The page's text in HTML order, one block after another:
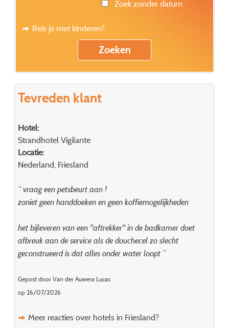
Zoek zonder datum
Reis je met kinderen?
Tevreden klant
Hotel:
Strandhotel Vigilante
Locatie:
Nederland, Friesland
“ vraag een petsbeurt aan !
zoniet geen handdoeken en geen koffiemogelijkheden
het bijleveren van een "aftrekker" in de badkamer doet
afbreuk aan de service als de douchecel zo slecht
geconstrueerd is dat alles onder water loopt ”
Gepost door Van der Auwera Lucas
op 26/07/2026
Meer reacties over hotels in Friesland?